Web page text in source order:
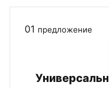
01 предложение